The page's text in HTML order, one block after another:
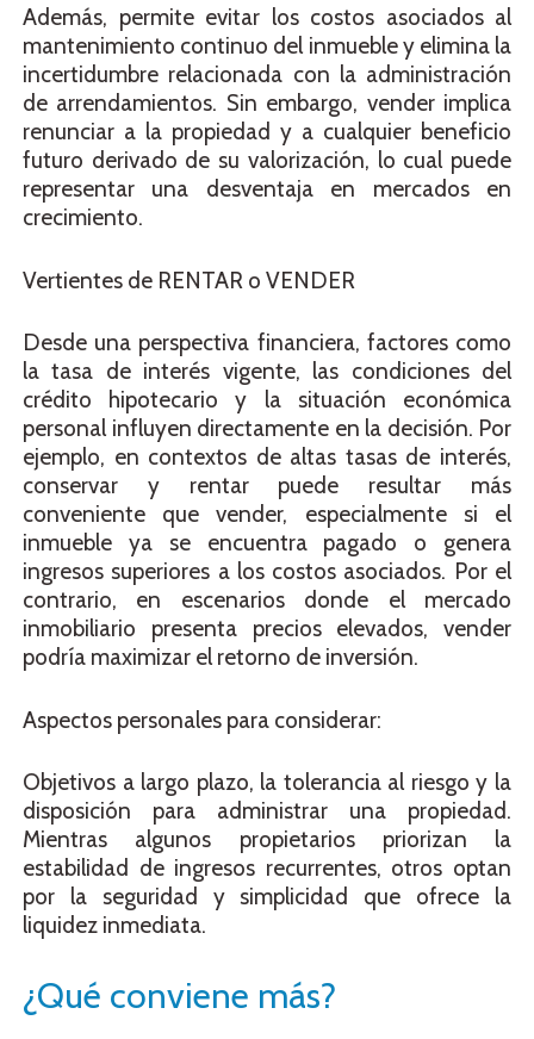
Además, permite evitar los costos asociados al
mantenimiento continuo del inmueble y elimina la
incertidumbre relacionada con la administración
de arrendamientos. Sin embargo, vender implica
renunciar a la propiedad y a cualquier beneficio
futuro derivado de su valorización, lo cual puede
representar una desventaja en mercados en
crecimiento.
Vertientes de RENTAR o VENDER
Desde una perspectiva financiera, factores como
la tasa de interés vigente, las condiciones del
crédito hipotecario y la situación económica
personal influyen directamente en la decisión. Por
ejemplo, en contextos de altas tasas de interés,
conservar y rentar puede resultar más
conveniente que vender, especialmente si el
inmueble ya se encuentra pagado o genera
ingresos superiores a los costos asociados. Por el
contrario, en escenarios donde el mercado
inmobiliario presenta precios elevados, vender
podría maximizar el retorno de inversión.
Aspectos personales para considerar:
Objetivos a largo plazo, la tolerancia al riesgo y la
disposición para administrar una propiedad.
Mientras algunos propietarios priorizan la
estabilidad de ingresos recurrentes, otros optan
por la seguridad y simplicidad que ofrece la
liquidez inmediata.
¿Qué conviene más?